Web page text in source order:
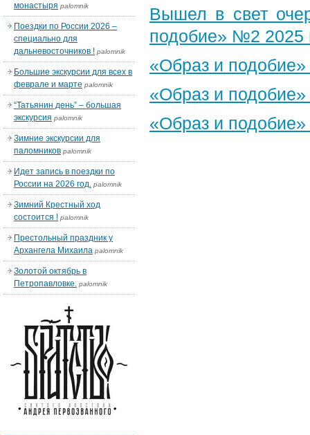
Вышел в свет
подобие» №2 2025
«Образ и
«Образ и
«Образ и
монастыря palomnik
Поездки по России 2026 –
специально для
дальневосточников ! palomnik
Большие экскурсии для всех в
феврале и марте palomnik
“Татьянин день” – большая
экскурсия palomnik
Зимние экскурсии для
паломников palomnik
Идет запись в поездки по
России на 2026 год. palomnik
Зимний Крестный ход
состоится ! palomnik
Престольный праздник у
Архангела Михаила palomnik
Золотой октябрь в
Петропавловке. palomnik